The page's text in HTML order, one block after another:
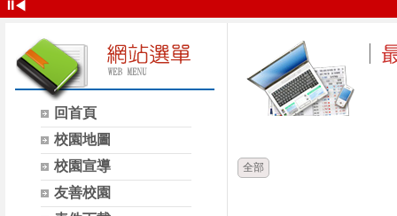
⏸◀
回首頁
校園地圖
校園宣導
友善校園
全部